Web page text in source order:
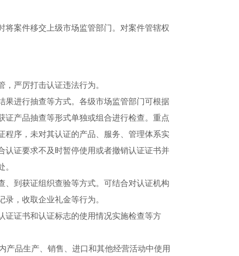
案件移交上级市场监管部门。对案件管辖权
严厉打击认证违法行为。
进行抽查等方式。各级市场监管部门可根据
证产品抽查等形式单独或组合进行检查。重点
程序，未对其认证的产品、服务、管理体系实
认证要求不及时暂停使用或者撤销认证证书并
。
到获证组织查验等方式。可结合对认证机构
录，收取企业礼金等行为。
证书和认证标志的使用情况实施检查等方
品生产、销售、进口和其他经营活动中使用